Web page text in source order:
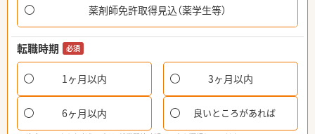
薬剤師免許取得見込（薬学生等）
転職時期 必須
1ヶ月以内 3ヶ月以内
6ヶ月以内 良いところがあれば